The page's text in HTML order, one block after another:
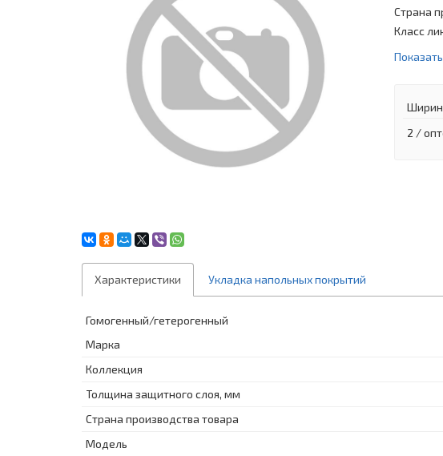
Страна
Класс
2 /
Характеристики Укладка напольных покрытий
Гомогенный/гетерогенный
Марка
Коллекция
Толщина защитного слоя, мм
Страна производства товара
Модель